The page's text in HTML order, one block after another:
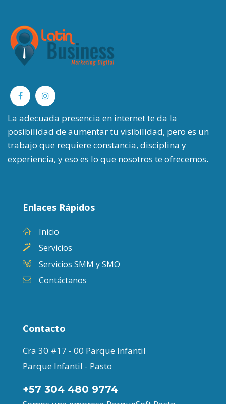
La adecuada presencia en internet te da la
posibilidad de aumentar tu visibilidad, pero es un
trabajo que requiere constancia, disciplina y
experiencia, y eso es lo que nosotros te ofrecemos.
Enlaces Rápidos
Inicio
Servicios
Servicios SMM y SMO
Contáctanos
Contacto
Cra 30 #17 - 00 Parque Infantil
Parque Infantil - Pasto
+57 304 480 9774